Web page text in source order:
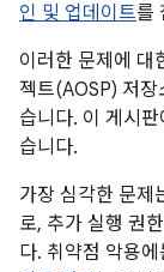
인 및 업데이트를
이러한 문제에 대
젝트(AOSP) 저
습니다. 이 게시
습니다.
가장 심각한 문제
로, 추가 실행 권
다. 취약점 악용